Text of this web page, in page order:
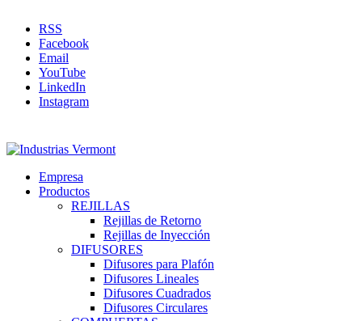
RSS
Facebook
Email
YouTube
LinkedIn
Instagram
Empresa
Productos
REJILLAS
Rejillas de Retorno
Rejillas de Inyección
DIFUSORES
Difusores para Plafón
Difusores Lineales
Difusores Cuadrados
Difusores Circulares